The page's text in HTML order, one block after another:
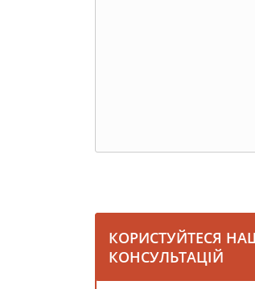
КОРИСТУЙТЕСЯ
КОНСУЛЬТАЦІЙ